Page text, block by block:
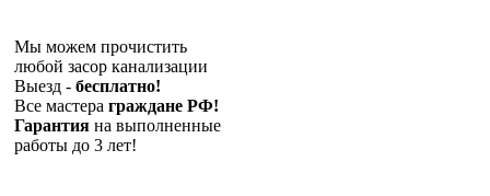
Мы можем прочистить
любой засор канализации
Выезд - бесплатно!
Все мастера граждане РФ!
Гарантия на выполненные
работы до 3 лет!